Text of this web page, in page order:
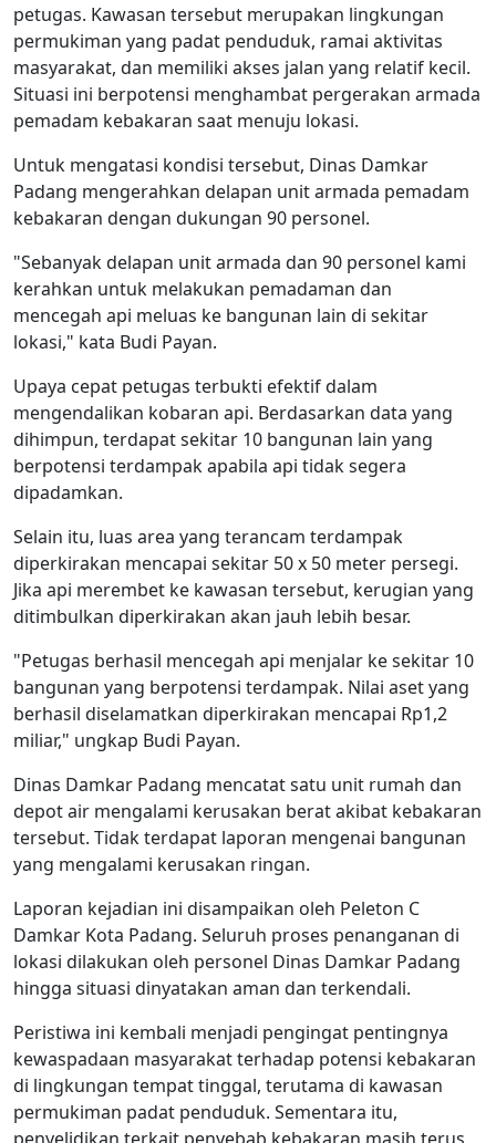
petugas. Kawasan tersebut merupakan lingkungan
permukiman yang padat penduduk, ramai aktivitas
masyarakat, dan memiliki akses jalan yang relatif kecil.
Situasi ini berpotensi menghambat pergerakan armada
pemadam kebakaran saat menuju lokasi.
Untuk mengatasi kondisi tersebut, Dinas Damkar
Padang mengerahkan delapan unit armada pemadam
kebakaran dengan dukungan 90 personel.
"Sebanyak delapan unit armada dan 90 personel kami
kerahkan untuk melakukan pemadaman dan
mencegah api meluas ke bangunan lain di sekitar
lokasi," kata Budi Payan.
Upaya cepat petugas terbukti efektif dalam
mengendalikan kobaran api. Berdasarkan data yang
dihimpun, terdapat sekitar 10 bangunan lain yang
berpotensi terdampak apabila api tidak segera
dipadamkan.
Selain itu, luas area yang terancam terdampak
diperkirakan mencapai sekitar 50 x 50 meter persegi.
Jika api merembet ke kawasan tersebut, kerugian yang
ditimbulkan diperkirakan akan jauh lebih besar.
"Petugas berhasil mencegah api menjalar ke sekitar 10
bangunan yang berpotensi terdampak. Nilai aset yang
berhasil diselamatkan diperkirakan mencapai Rp1,2
miliar," ungkap Budi Payan.
Dinas Damkar Padang mencatat satu unit rumah dan
depot air mengalami kerusakan berat akibat kebakaran
tersebut. Tidak terdapat laporan mengenai bangunan
yang mengalami kerusakan ringan.
Laporan kejadian ini disampaikan oleh Peleton C
Damkar Kota Padang. Seluruh proses penanganan di
lokasi dilakukan oleh personel Dinas Damkar Padang
hingga situasi dinyatakan aman dan terkendali.
Peristiwa ini kembali menjadi pengingat pentingnya
kewaspadaan masyarakat terhadap potensi kebakaran
di lingkungan tempat tinggal, terutama di kawasan
permukiman padat penduduk. Sementara itu,